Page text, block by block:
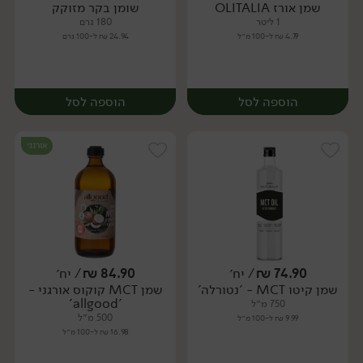
יח׳ יח׳
שמן אורז OLITALIA
1 ליטר
4.79 ₪ ל-100 מ״ל
הוספה לסל
יח׳
שומן בקר מזוקק
180 גרם
24.94 ₪ ל-100 גרם
הוספה לסל
יח׳
74.90
₪/ יח׳
שמן קיטו MCT - 'נטורלה'
750 מ״ל
9.99 ₪ ל-100 מ״ל
אורגני
84.90
₪/ יח׳
שמן MCT קוקוס אורגני -
'allgood'
500 מ״ל
16.98 ₪ ל-100 מ״ל